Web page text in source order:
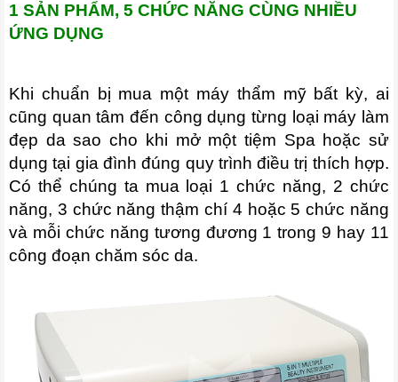
1 SẢN PHẨM, 5 CHỨC NĂNG CÙNG NHIỀU
ỨNG DỤNG
Khi chuẩn bị mua một máy thẩm mỹ bất kỳ, ai
cũng quan tâm đến công dụng từng loại máy làm
đẹp da sao cho khi mở một tiệm Spa hoặc sử
dụng tại gia đình đúng quy trình điều trị thích hợp.
Có thể chúng ta mua loại 1 chức năng, 2 chức
năng, 3 chức năng thậm chí 4 hoặc 5 chức năng
và mỗi chức năng tương đương 1 trong 9 hay 11
công đoạn chăm sóc da.